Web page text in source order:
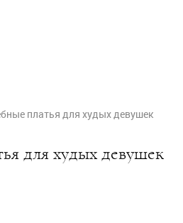
платья для худых девушек
для худых девушек